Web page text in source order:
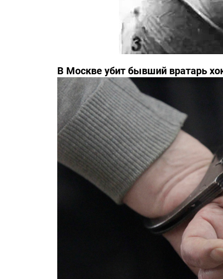
В Москве убит бывший вратарь
Третьяка